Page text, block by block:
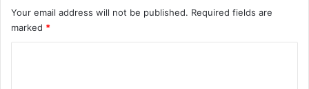
Your email address will not be published. Required fields are
marked *